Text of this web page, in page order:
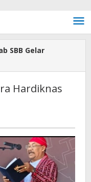
SBB Gelar
Hardiknas